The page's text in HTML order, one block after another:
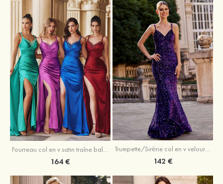
Fourreau col en v satin traîne balayage robe de bal
164 €
Trumpette/Sirène col en v velours paillettes traîne balayage robe de bal
142 €